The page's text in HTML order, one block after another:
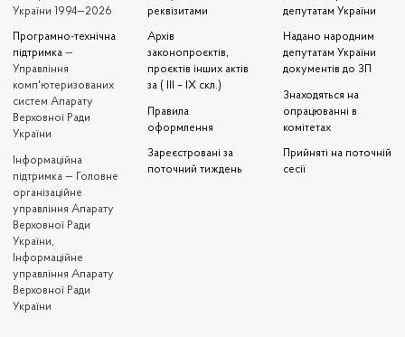
України 1994—2026
Програмно-технічна
підтримка —
Управління
комп'ютеризованих
систем Апарату
Верховної Ради
України
Iнформаційна
підтримка — Головне
організаційне
управління Апарату
Верховної Ради
України,
Інформаційне
управління Апарату
Верховної Ради
України
реквізитами
Архів
законопроєктів,
проєктів інших актів
за ( III – IX скл.)
Правила
оформлення
Зареєстровані за
поточний тиждень
депутатам України
Надано народним
депутатам України
документів до ЗП
Знаходяться на
опрацюванні в
комітетах
Прийняті на поточній
сесії